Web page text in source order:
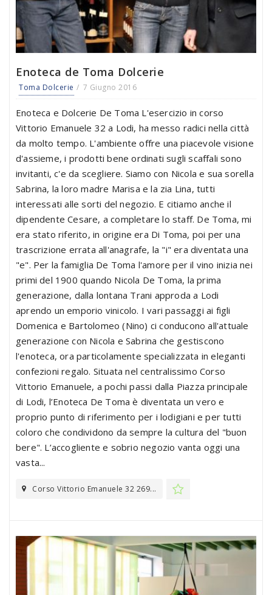
Enoteca de Toma Dolcerie
Toma Dolcerie 7 Giugno 2016
Enoteca e Dolcerie De Toma L'esercizio in corso
Vittorio Emanuele 32 a Lodi, ha messo radici nella città
da molto tempo. L'ambiente offre una piacevole visione
d'assieme, i prodotti bene ordinati sugli scaffali sono
invitanti, c'e da scegliere. Siamo con Nicola e sua sorella
Sabrina, la loro madre Marisa e la zia Lina, tutti
interessati alle sorti del negozio. E citiamo anche il
dipendente Cesare, a completare lo staff. De Toma, mi
era stato riferito, in origine era Di Toma, poi per una
trascrizione errata all'anagrafe, la "i" era diventata una
"e". Per la famiglia De Toma l'amore per il vino inizia nei
primi del 1900 quando Nicola De Toma, la prima
generazione, dalla lontana Trani approda a Lodi
aprendo un emporio vinicolo. I vari passaggi ai figli
Domenica e Bartolomeo (Nino) ci conducono all'attuale
generazione con Nicola e Sabrina che gestiscono
l'enoteca, ora particolamente specializzata in eleganti
confezioni regalo. Situata nel centralissimo Corso
Vittorio Emanuele, a pochi passi dalla Piazza principale
di Lodi, l’Enoteca De Toma è diventata un vero e
proprio punto di riferimento per i lodigiani e per tutti
coloro che condividono da sempre la cultura del "buon
bere". L’accogliente e sobrio negozio vanta oggi una
vasta...
Corso Vittorio Emanuele 32 269...